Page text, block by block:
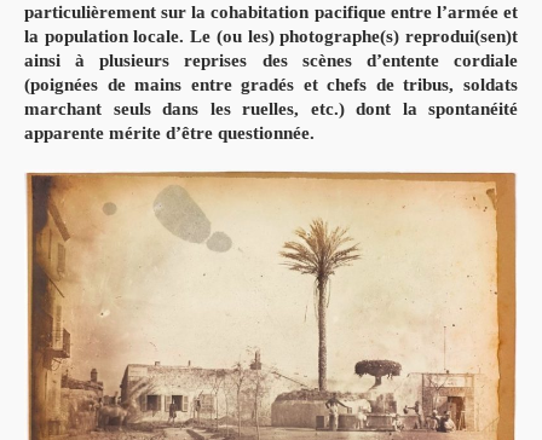
particulièrement sur la cohabitation pacifique entre l’armée et
la population locale. Le (ou les) photographe(s) reprodui(sen)t
ainsi à plusieurs reprises des scènes d’entente cordiale
(poignées de mains entre gradés et chefs de tribus, soldats
marchant seuls dans les ruelles, etc.) dont la spontanéité
apparente mérite d’être questionnée.